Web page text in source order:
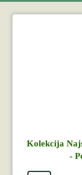
Kolekcija
-